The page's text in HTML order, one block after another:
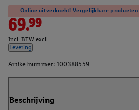
Online uitverkocht! Vergelijkbare producten
69.99
Incl. BTW excl.
Levering
Artikelnummer: 100388559
Beschrijving